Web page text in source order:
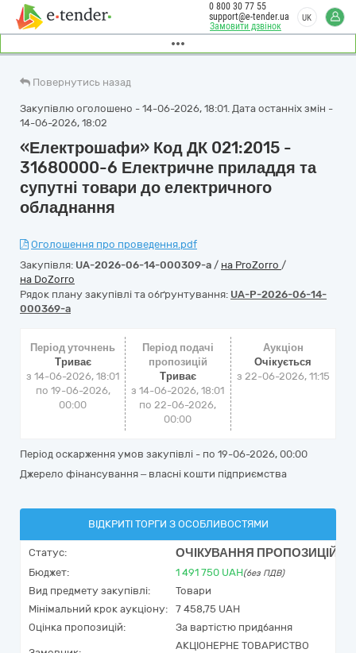
Замовити дзвінок
0 800 30 77 55
support@e-tender.ua
UK
Повернутись назад
Закупівлю оголошено - 14-06-2026, 18:01. Дата останніх змін -
14-06-2026, 18:02
«Електрошафи» Код ДК 021:2015 -
31680000-6 Електричне приладдя та
супутні товари до електричного
обладнання
Оголошення про проведення.pdf
Закупівля: UA-2026-06-14-000309-a / на ProZorro /
на DoZorro
Рядок плану закупівлі та обґрунтування: UA-P-2026-06-14-
000369-a
Період уточнень
Триває
з 14-06-2026, 18:01
по 19-06-2026,
00:00
Період подачі
пропозицій
Триває
з 14-06-2026, 18:01
по 22-06-2026,
00:00
Аукціон
Очікується
з 22-06-2026, 11:15
Період оскарження умов закупівлі - по 19-06-2026, 00:00
Джерело фінансування – власні кошти підприємства
ВІДКРИТІ ТОРГИ З ОСОБЛИВОСТЯМИ
Статус: ОЧІКУВАННЯ ПРОПОЗИЦІЙ
Бюджет: 1 491 750 UAH(без ПДВ)
Вид предмету закупівлі:
Товари
Мінімальний крок аукціону:
7 458,75 UAH
Оцінка пропозицій:
За вартістю придбання
АКЦІОНЕРНЕ ТОВАРИСТВО